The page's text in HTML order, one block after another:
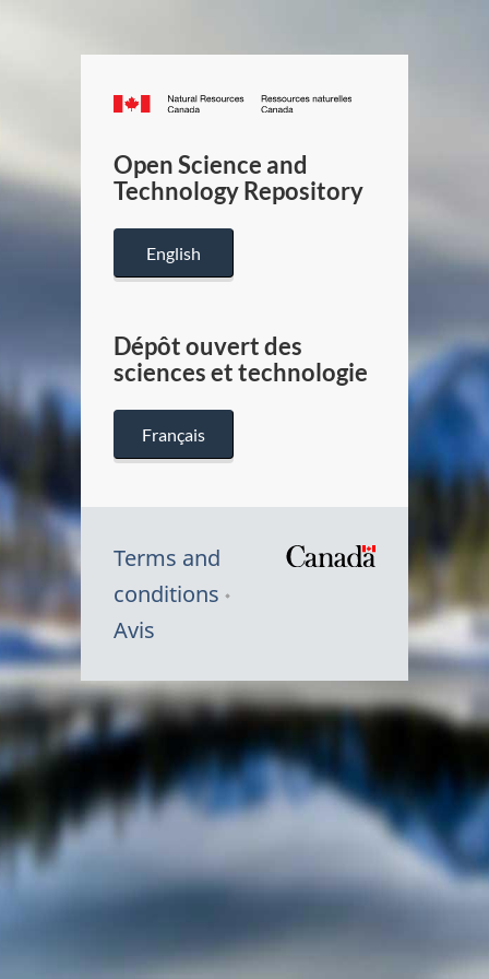
Canada.ca
/
Canada
Open Science and
Technology Repository
English
Dépôt ouvert des
sciences et technologie
Français
Terms and
conditions
Avis
Symbole
du
Canada